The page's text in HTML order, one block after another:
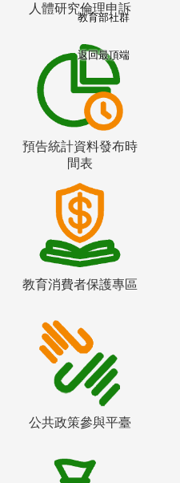
人體研究倫理申訴
預告統計資料發布時
間表
教育消費者保護專區
公共政策參與平臺
教育部社群
返回最頂端